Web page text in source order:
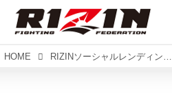
HOME RIZINソーシャルレンディング第6弾が、本日6/28（月）20時から募集開始！